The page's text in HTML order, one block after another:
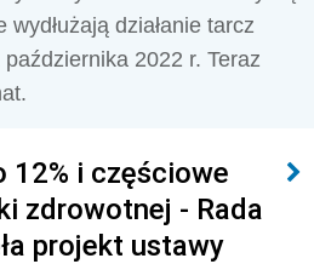
działanie tarcz
2022 r. Teraz
12% i częściowe
zdrowotnej - Rada
projekt ustawy